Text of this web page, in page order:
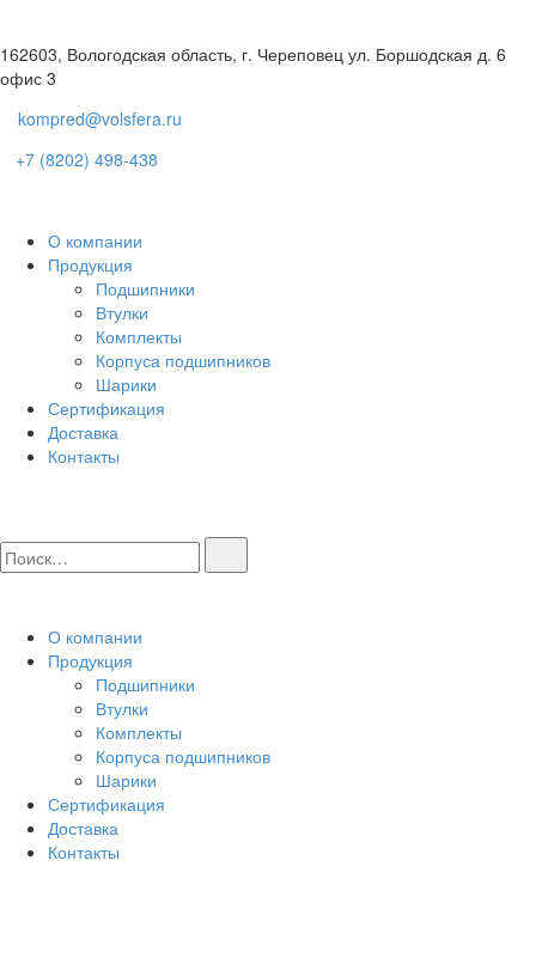
162603, Вологодская область, г. Череповец ул. Боршодская д. 6
офис 3
kompred@volsfera.ru
+7 (8202) 498-438
О компании
Продукция
Подшипники
Втулки
Комплекты
Корпуса подшипников
Шарики
Сертификация
Доставка
Контакты
О компании
Продукция
Подшипники
Втулки
Комплекты
Корпуса подшипников
Шарики
Сертификация
Доставка
Контакты